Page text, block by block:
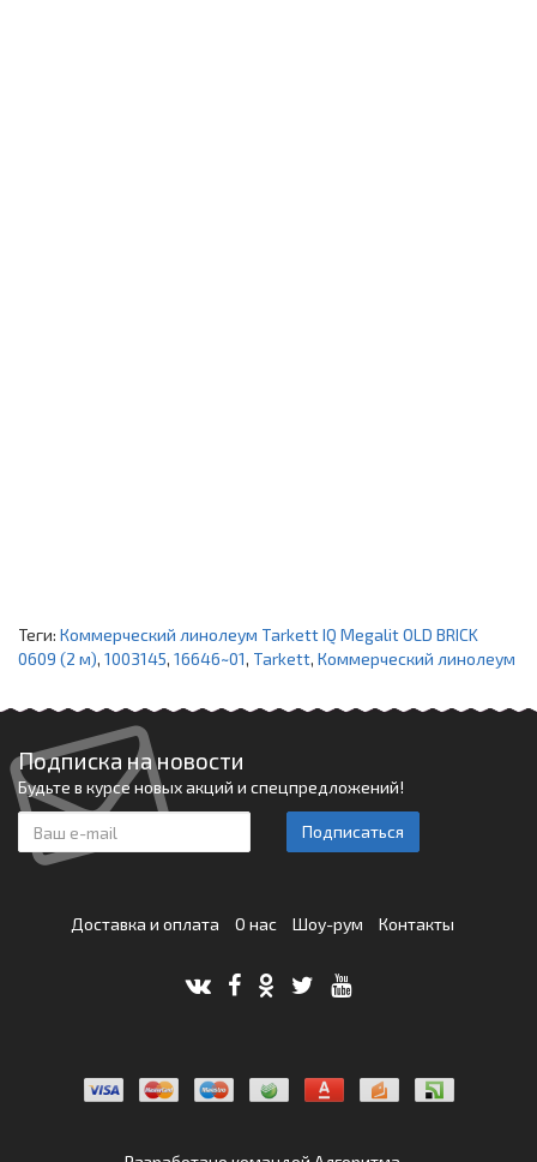
Теги: Коммерческий линолеум Tarkett IQ Megalit OLD BRICK
0609 (2 м), 1003145, 16646~01, Tarkett, Коммерческий линолеум
Подписка на новости
Будьте в курсе новых акций и спецпредложений!
Подписаться
Доставка и оплата О нас Шоу-рум Контакты